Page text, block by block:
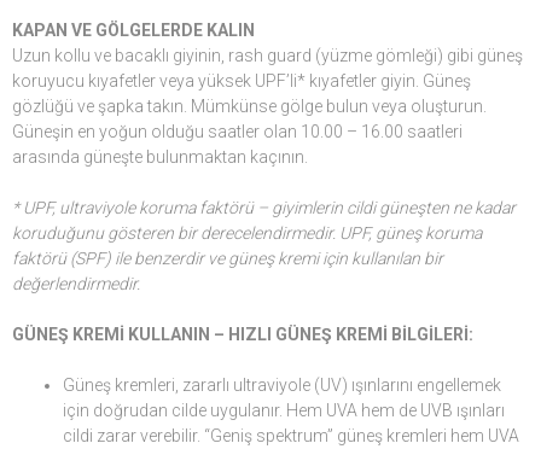
KAPAN VE GÖLGELERDE KALIN
Uzun kollu ve bacaklı giyinin, rash guard (yüzme gömleği) gibi güneş
koruyucu kıyafetler veya yüksek UPF’li* kıyafetler giyin. Güneş
gözlüğü ve şapka takın. Mümkünse gölge bulun veya oluşturun.
Güneşin en yoğun olduğu saatler olan 10.00 – 16.00 saatleri
arasında güneşte bulunmaktan kaçının.
* UPF, ultraviyole koruma faktörü – giyimlerin cildi güneşten ne kadar
koruduğunu gösteren bir derecelendirmedir. UPF, güneş koruma
faktörü (SPF) ile benzerdir ve güneş kremi için kullanılan bir
değerlendirmedir.
GÜNEŞ KREMİ KULLANIN – HIZLI GÜNEŞ KREMİ BİLGİLERİ:
Güneş kremleri, zararlı ultraviyole (UV) ışınlarını engellemek
için doğrudan cilde uygulanır. Hem UVA hem de UVB ışınları
cildi zarar verebilir. “Geniş spektrum” güneş kremleri hem UVA